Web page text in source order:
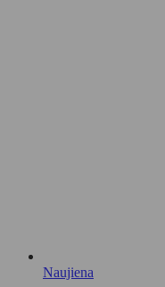
Naujiena